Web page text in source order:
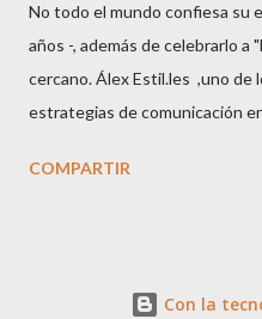
No todo el mundo confiesa su
años -, además de celebrarlo a
cercano. Álex Estil.les ,uno de
estrategias de comunicación
colaboradores y amigos que a
moda, su gran especialidad..
COMPARTIR
Con la